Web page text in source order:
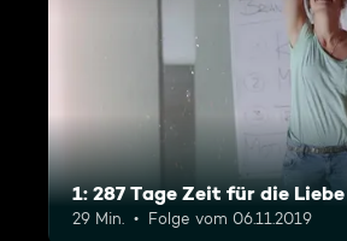
1: 287 Tage Zeit für die Liebe
29 Min. Folge vom 06.11.2019